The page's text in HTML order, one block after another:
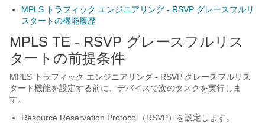
MPLS トラフィック エンジニアリング - RSVP グレースフルリ
スタートの機能履歴
MPLS TE - RSVP グレースフルリス
タートの前提条件
MPLS トラフィック エンジニアリング - RSVP グレースフルリス
タート機能を設定する前に、デバイスで次のタスクを実行しま
す。
Resource Reservation Protocol（RSVP）を設定します。